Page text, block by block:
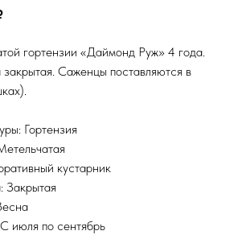
гортензии «Даймонд Руж» 4 года.
Саженцы поставляются в
Гортензия
кустарник
Закрытая
июля по сентябрь